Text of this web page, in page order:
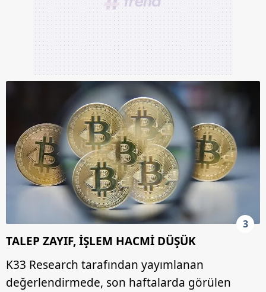
3
TALEP ZAYIF, İŞLEM HACMİ DÜŞÜK
K33 Research tarafından yayımlanan
değerlendirmede, son haftalarda görülen